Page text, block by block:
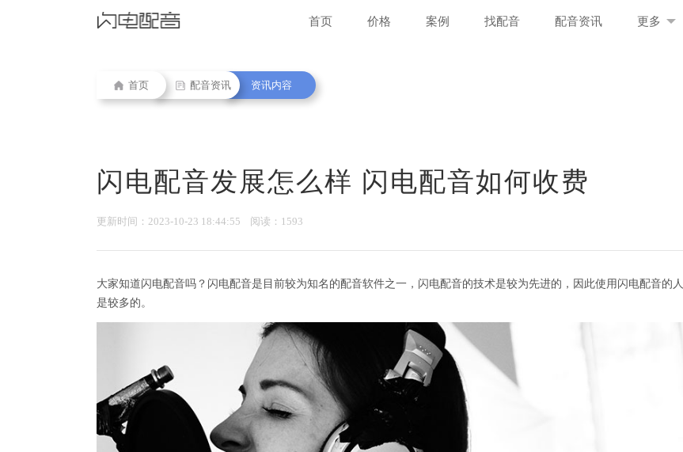
首页 价格 案例 找配音 配音资讯 更多
首页 配音资讯 资讯内容
闪电配音发展怎么样 闪电配音如何收费
更新时间：2023-10-23 18:44:55 阅读：1593
大家知道闪电配音吗？闪电配音是目前较为知名的配音软件之一，闪电配音的技术是较为先进的，因此使用闪电配音的人
是较多的。